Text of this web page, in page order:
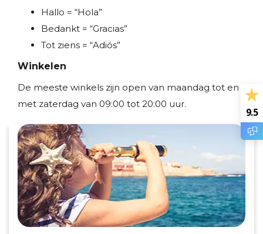
Hallo = “Hola”
Bedankt = “Gracias”
Tot ziens = “Adiós”
Winkelen
De meeste winkels zijn open van maandag tot en
met zaterdag van 09:00 tot 20:00 uur.
9.5